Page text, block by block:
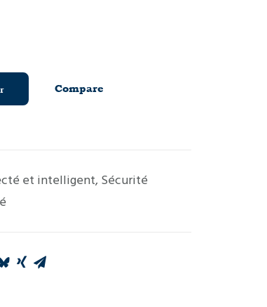
Compare
et intelligent, Sécurité